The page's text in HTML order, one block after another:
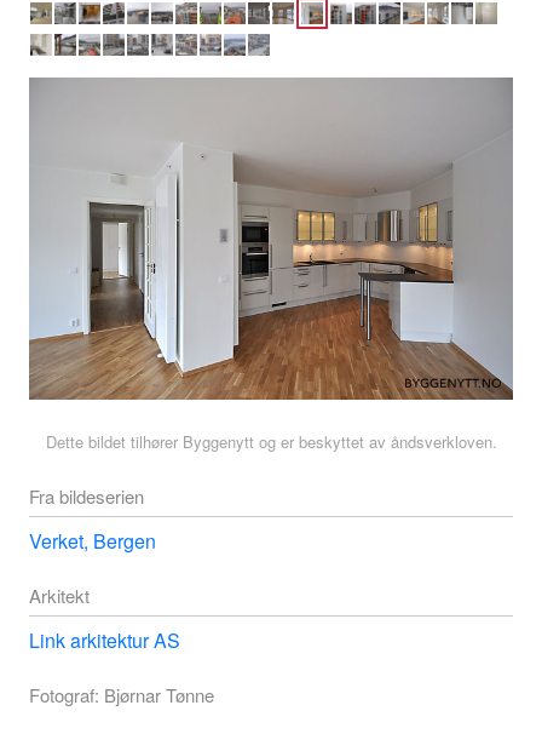
Dette bildet tilhører Byggenytt og er beskyttet av åndsverkloven.
Fra bildeserien
Verket, Bergen
Arkitekt
Link arkitektur AS
Fotograf: Bjørnar Tønne